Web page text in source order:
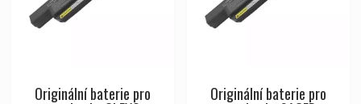
Originální baterie pro Originální baterie pro